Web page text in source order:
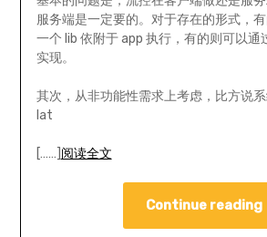
服务端是一定要的。对于存在的形式，
一个 lib 依附于 app 执行，有的则可以通
实现。
其次，从非功能性需求上考虑，比方说
lat
[……] 阅读全文
Continue reading